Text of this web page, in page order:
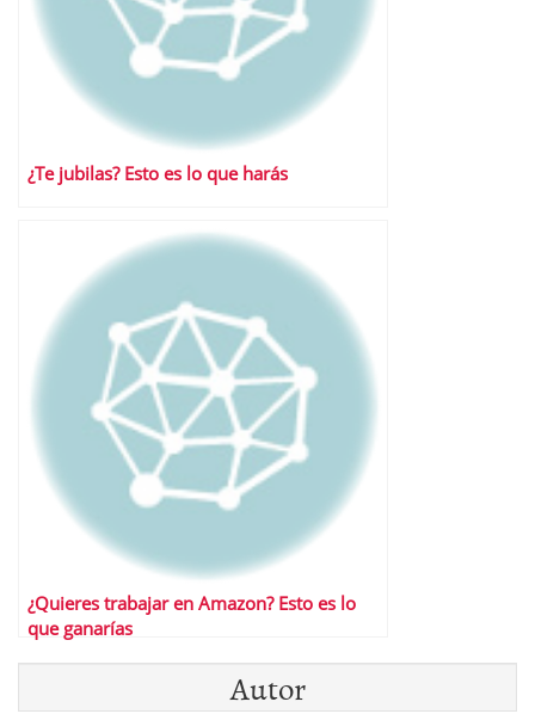
¿Te jubilas? Esto es lo que harás
¿Quieres trabajar en Amazon? Esto es lo
que ganarías
Autor